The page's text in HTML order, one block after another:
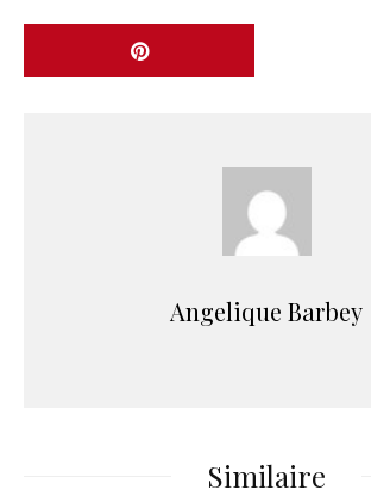
Angelique Barbey
Similaire